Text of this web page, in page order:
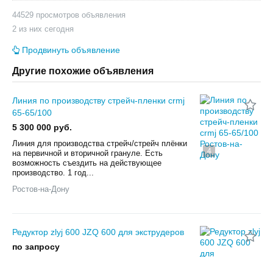
44529 просмотров объявления
2 из них сегодня
Продвинуть объявление
Другие похожие объявления
4
Линия по производству стрейч-пленки crmj
65-65/100
5 300 000 руб.
Линия для производства стрейч/стрейч плёнки
на первичной и вторичной грануле. Есть
возможность съездить на действующее
производство. 1 год...
Ростов-на-Дону
Редуктор zlyj 600 JZQ 600 для экструдеров
по запросу